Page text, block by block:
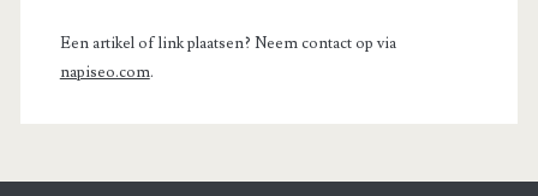
Een artikel of link plaatsen? Neem contact op via
napiseo.com.